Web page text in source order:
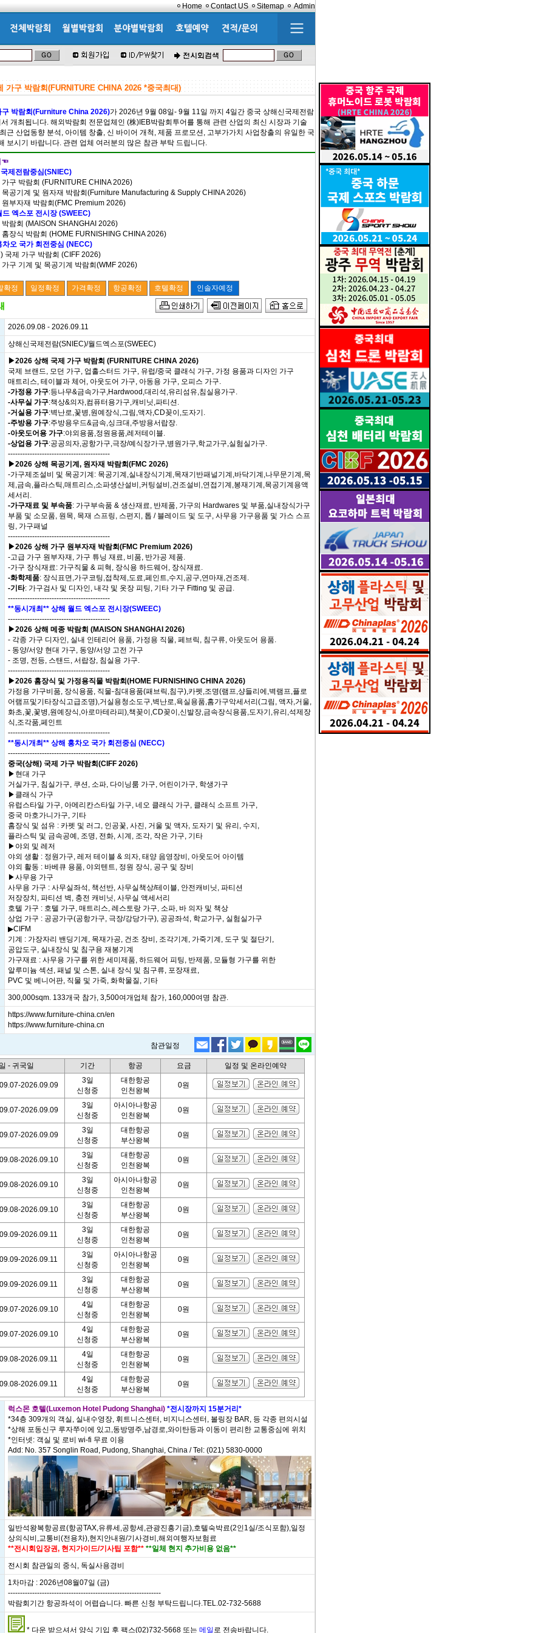
Home Contact US Sitemap Admin
가구 박람회(FURNITURE CHINA 2026 *중국최대)
구 박람회(Furniture China 2026)가 2026년 9월 08일- 9월 11일 까지 4일간 중국 상해신국제전람
개최됩니다. 해외박람회 전문업체인 (株)IEB박람회투어를 통해 관련 산업의 최신 시장과 기술
근 산업동향 분석, 아이템 창출, 신 바이어 개척, 제품 프로모션, 고부가가치 사업창출의 유일한 국
보시기 바랍니다. 관련 업체 여러분의 많은 참관 부탁 드립니다.
☜
제전람중심(SNIEC)
구 박람회 (FURNITURE CHINA 2026)
공기계 및 원자재 박람회(Furniture Manufacturing & Supply CHINA 2026)
부자재 박람회(FMC Premium 2026)
엑스포 전시장 (SWEEC)
람회 (MAISON SHANGHAI 2026)
장식 박람회 (HOME FURNISHING CHINA 2026)
오 국가 회전중심 (NECC)
제 가구 박람회 (CIFF 2026)
구 기계 및 목공기계 박람회(WMF 2026)
2026.09.08 - 2026.09.11
상해신국제전람(SNIEC)/월드엑스포(SWEEC)
▶2026 상해 국제 가구 박람회 (FURNITURE CHINA 2026)
국제 브랜드, 모던 가구, 업홀스터드 가구, 유럽/중국 클래식 가구, 가정 용품과 디자인 가구
매트리스, 테이블과 체어, 아웃도어 가구, 아동용 가구, 오피스 가구.
-가정용 가구:등나무&금속가구,Hardwood,대리석,유리섬유,침실용가구.
-사무실 가구:책상&의자,컴퓨터용가구,캐비닛,파티션.
-거실용 가구:벽난로,꽃병,원예장식,그림,액자,CD꽂이,도자기.
-주방용 가구:주방용우드&금속,싱크대,주방용서랍장.
-아웃도어용 가구:야외용품,정원용품,레저테이블.
-상업용 가구:공공의자,공항가구,극장/예식장가구,병원가구,학교가구,실험실가구.
------------------------------------------
▶2026 상해 목공기계, 원자재 박람회(FMC 2026)
-가구제조설비 및 목공기계: 목공기계,실내장식기계,목재기반패널기계,바닥기계,나무문기계,목
제,금속,플라스틱,매트리스,소파생산설비,커팅설비,건조설비,연접기계,봉재기계,목공기계용액
세서리.
-가구재료 및 부속품: 가구부속품 & 생산재료, 반제품, 가구의 Hardwares 및 부품,실내장식가구
부품 및 소모품, 원목, 목재 스프링, 스펀지, 톱 / 블레이드 및 도구, 사무용 가구용품 및 가스 스프
링, 가구패널
------------------------------------------
▶2026 상해 가구 원부자재 박람회(FMC Premium 2026)
-고급 가구 원부자재, 가구 튜닝 재료, 비품, 반가공 제품.
-가구 장식재료: 가구직물 & 피혁, 장식용 하드웨어, 장식재료.
-화학제품: 장식표면,가구코팅,접착제,도료,페인트,수지,공구,연마재,건조제.
-기타: 가구검사 및 디자인, 내각 및 옷장 피팅, 기타 가구 Fitting 및 공급.
------------------------------------------
**동시개최** 상해 월드 엑스포 전시장(SWEEC)
------------------------------------------
▶2026 상해 메종 박람회 (MAISON SHANGHAI 2026)
- 각종 가구 디자인, 실내 인테리어 용품, 가정용 직물, 페브릭, 침구류, 아웃도어 용품.
- 동양/서양 현대 가구, 동양/서양 고전 가구
- 조명, 전등, 스탠드, 서랍장, 침실용 가구.
------------------------------------------
▶2026 홈장식 및 가정용직물 박람회(HOME FURNISHING CHINA 2026)
가정용 가구비품, 장식용품, 직물-침대용품(패브릭,침구),카펫,조명(램프,샹들리에,벽램프,플로
어램프및기타장식고급조명),거실용청소도구,벽난로,욕실용품,홈가구악세서리(그림, 액자,거울,
화초,꽃,꽃병,원예장식,아로마테라피),책꽂이,CD꽂이,신발장,금속장식용품,도자기,유리,석제장
식,조각품,페인트
------------------------------------------
**동시개최** 상해 홍차오 국가 회전중심 (NECC)
------------------------------------------
중국(상해) 국제 가구 박람회(CIFF 2026)
▶현대 가구
거실가구, 침실가구, 쿠션, 소파, 다이닝룸 가구, 어린이가구, 학생가구
▶클래식 가구
유럽스타일 가구, 아메리칸스타일 가구, 네오 클래식 가구, 클래식 소프트 가구,
중국 마호가니가구, 기타
홈장식 및 섬유 : 카펫 및 러그, 인공꽃, 사진, 거울 및 액자, 도자기 및 유리, 수지,
플라스틱 및 금속공예, 조명, 전화, 시계, 조각, 작은 가구, 기타
▶야외 및 레저
야외 생활 : 정원가구, 레저 테이블 & 의자, 태양 음영장비, 아웃도어 아이템
야외 활동 : 바베큐 용품, 야외텐트, 정원 장식, 공구 및 장비
▶사무용 가구
사무용 가구 : 사무실좌석, 책선반, 사무실책상/테이블, 안전캐비닛, 파티션
저장장치, 파티션 벽, 충전 캐비닛, 사무실 액세서리
호텔 가구 : 호텔 가구, 매트리스, 레스토랑 가구, 소파, 바 의자 및 책상
상업 가구 : 공공가구(공항가구, 극장/강당가구), 공공좌석, 학교가구, 실험실가구
▶CIFM
기계 : 가장자리 밴딩기계, 목재가공, 건조 장비, 조각기계, 가죽기계, 도구 및 절단기,
공압도구, 실내장식 및 침구용 재봉기계
가구재료 : 사무용 가구를 위한 세미제품, 하드웨어 피팅, 반제품, 모듈형 가구를 위한
알루미늄 섹션, 패널 및 스톤, 실내 장식 및 침구류, 포장재료,
PVC 및 베니어판, 직물 및 가죽, 화학물질, 기타
300,000sqm. 133개국 참가, 3,500여개업체 참가, 160,000여명 참관.
https://www.furniture-china.cn/en
https://www.furniture-china.cn
참관일정
- 귀국일 기간 항공 요금 일정 및 온라인예약
2026.09.09
3일
신청중
대한항공
인천왕복
0원
2026.09.09
3일
신청중
아시아나항공
인천왕복
0원
2026.09.09
3일
신청중
대한항공
부산왕복
0원
2026.09.10
3일
신청중
대한항공
인천왕복
0원
2026.09.10
3일
신청중
아시아나항공
인천왕복
0원
2026.09.10
3일
신청중
대한항공
부산왕복
0원
2026.09.11
3일
신청중
대한항공
인천왕복
0원
2026.09.11
3일
신청중
아시아나항공
인천왕복
0원
2026.09.11
3일
신청중
대한항공
부산왕복
0원
2026.09.10
4일
신청중
대한항공
인천왕복
0원
2026.09.10
4일
신청중
대한항공
부산왕복
0원
2026.09.11
4일
신청중
대한항공
인천왕복
0원
2026.09.11
4일
신청중
대한항공
부산왕복
0원
럭스몬 호텔(Luxemon Hotel Pudong Shanghai) *전시장까지 15분거리*
*34층 309개의 객실, 실내수영장, 휘트니스센터, 비지니스센터, 볼링장 BAR, 등 각종 편의시설
*상해 포동신구 루자쭈이에 있고,동방명주,남경로,와이탄등과 이동이 편리한 교통중심에 위치
*인터넷: 객실 및 로비 wi-fi 무료 이용
Add: No. 357 Songlin Road, Pudong, Shanghai, China / Tel: (021) 5830-0000
일반석왕복항공료(항공TAX,유류세,공항세,관광진흥기금),호텔숙박료(2인1실/조식포함),일정
상의식비,교통비(전용차),현지안내원/기사경비,해외여행자보험료
**전시회입장권, 현지가이드/기사팁 포함****일체 현지 추가비용 없음**
전시회 참관일의 중식, 독실사용경비
1차마감 : 2026년08월07일 (금)
---------------------------------------------------------------
박람회기간 항공좌석이 어렵습니다. 빠른 신청 부탁드립니다.TEL.02-732-5688
* 다운 받으셔서 양식 기입 후 팩스(02)732-5668 또는 메일 로 전송바랍니다.